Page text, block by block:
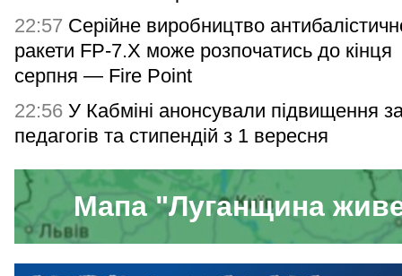
22:57 Серійне виробництво
ракети FP-7.X може розпочатись до кінця
серпня — Fire Point
22:56 У Кабміні анонсували підвищення
педагогів та стипендій з 1 вересня
Мапа "Луганщина